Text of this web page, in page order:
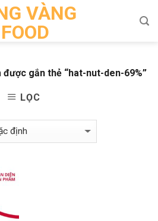
được gắn thẻ “hat-nut-den-69%”
LỌC